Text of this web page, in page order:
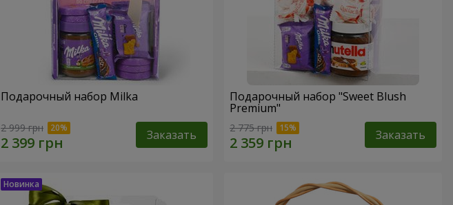
Подарочный набор Milka
2 999 грн Заказать
Подарочный набор "Sweet Blush
Premium"
2 775 грн Заказать